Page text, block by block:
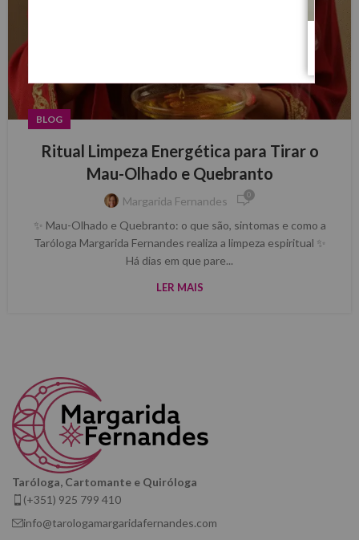
BLOG
Ritual Limpeza Energética para Tirar o
Mau-Olhado e Quebranto
Margarida Fernandes 0
✨ Mau-Olhado e Quebranto: o que são, sintomas e como a
Taróloga Margarida Fernandes realiza a limpeza espiritual ✨
Há dias em que pare...
LER MAIS
Taróloga, Cartomante e Quiróloga
(+351) 925 799 410
info@tarologamargaridafernandes.com